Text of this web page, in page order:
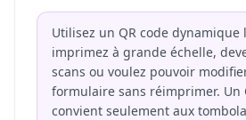
Utilisez un QR code dynamique
imprimez à grande échelle,
scans ou voulez pouvoir
formulaire sans réimprimer. Un
convient seulement aux